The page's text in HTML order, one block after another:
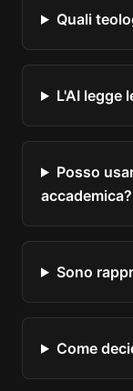
Quali
L'AI legge
Posso
accademica?
Sono
Come